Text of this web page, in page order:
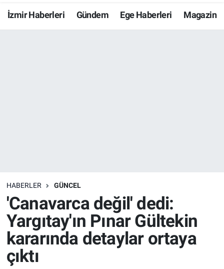
İzmir Haberleri Gündem Ege Haberleri Magazin
HABERLER GÜNCEL
'Canavarca değil' dedi:
Yargıtay'ın Pınar Gültekin
kararında detaylar ortaya
çıktı
Resmi İlanlar